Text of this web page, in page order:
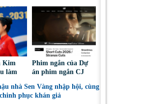
đã
đoạt tài sản
Kim
làm
Phim ngắn của Dự
án phim ngắn CJ
tại LHP quốc tế
Toronto 2026
nhà Sen Vàng nhập hội, cùng
phục khán giả